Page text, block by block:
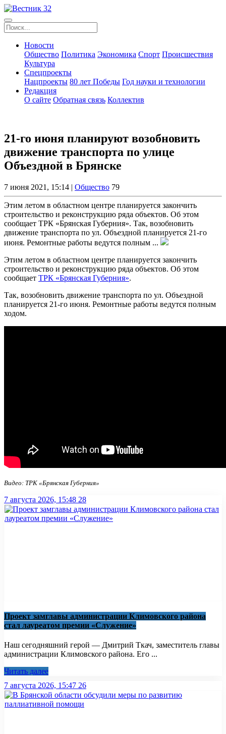
Новости
Общество Политика Экономика Спорт Происшествия
Культура
Спецпроекты
Нацпроекты 80 лет Победы Год науки и технологии
Редакция
О сайте Обратная связь Коллектив
21-го июня планируют возобновить
движение транспорта по улице
Объездной в Брянске
7 июня 2021, 15:14 | Общество 79
Этим летом в областном центре планируется закончить
строительство и реконструкцию ряда объектов. Об этом
сообщает ТРК «Брянская Губерния». Так, возобновить
движение транспорта по ул. Объездной планируется 21-го
июня. Ремонтные работы ведутся полным ...
Этим летом в областном центре планируется закончить
строительство и реконструкцию ряда объектов. Об этом
сообщает ТРК «Брянская Губерния».
Так, возобновить движение транспорта по ул. Объездной
планируется 21-го июня. Ремонтные работы ведутся полным
ходом.
Видео: ТРК «Брянская Губерния»
7 августа 2026, 15:48 28
Проект замглавы администрации Климовского района
стал лауреатом премии «Служение»
Наш сегодняшний герой — Дмитрий Ткач, заместитель главы
администрации Климовского района. Его ...
Читать далее
7 августа 2026, 15:47 26